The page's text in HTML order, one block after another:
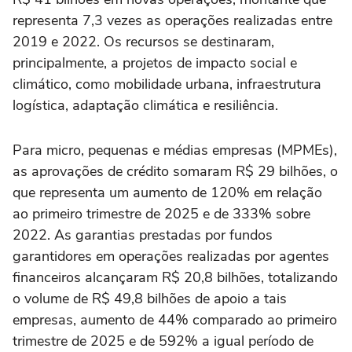
representa 7,3 vezes as operações realizadas entre
2019 e 2022. Os recursos se destinaram,
principalmente, a projetos de impacto social e
climático, como mobilidade urbana, infraestrutura
logística, adaptação climática e resiliência.
Para micro, pequenas e médias empresas (MPMEs),
as aprovações de crédito somaram R$ 29 bilhões, o
que representa um aumento de 120% em relação
ao primeiro trimestre de 2025 e de 333% sobre
2022. As garantias prestadas por fundos
garantidores em operações realizadas por agentes
financeiros alcançaram R$ 20,8 bilhões, totalizando
o volume de R$ 49,8 bilhões de apoio a tais
empresas, aumento de 44% comparado ao primeiro
trimestre de 2025 e de 592% a igual período de